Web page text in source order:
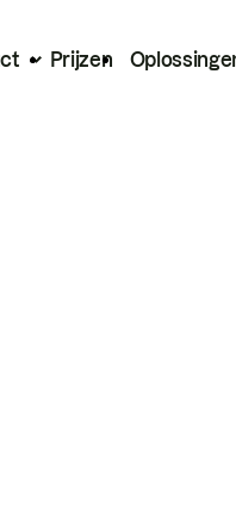
Prijzen